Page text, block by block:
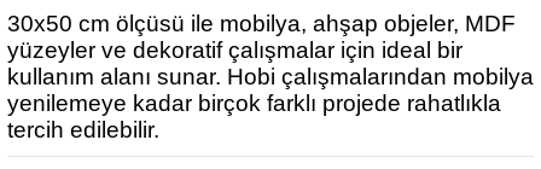
30x50 cm ölçüsü ile mobilya, ahşap objeler, MDF
yüzeyler ve dekoratif çalışmalar için ideal bir
kullanım alanı sunar. Hobi çalışmalarından mobilya
yenilemeye kadar birçok farklı projede rahatlıkla
tercih edilebilir.